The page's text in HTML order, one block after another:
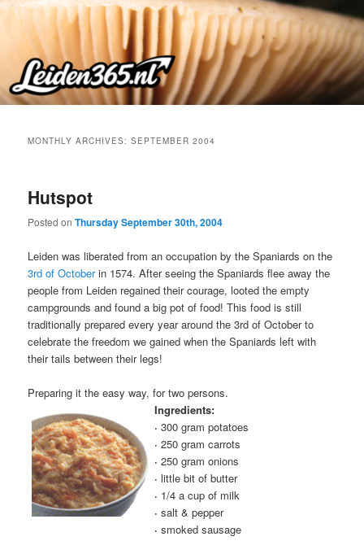
Skip
primary
content
Skip
secondary
content
MONTHLY ARCHIVES:SEPTEMBER 2004
Hutspot
Posted onThursday September 30th, 2004
Leiden was liberated from an occupation by the Spaniards on the
3rd of Octoberin 1574. After seeing the Spaniards flee away the
people from Leiden regained their courage, looted the empty
campgrounds and found a big pot of food! This food is still
traditionally prepared every year around the 3rd of October to
celebrate the freedom we gained when the Spaniards left with
their tails between their legs!
Preparing it the easy way, for two persons.
Ingredients:
· 300 gram potatoes
· 250 gram carrots
· 250 gram onions
· little bit of butter
· 1/4 a cup of milk
· salt & pepper
· smoked sausage